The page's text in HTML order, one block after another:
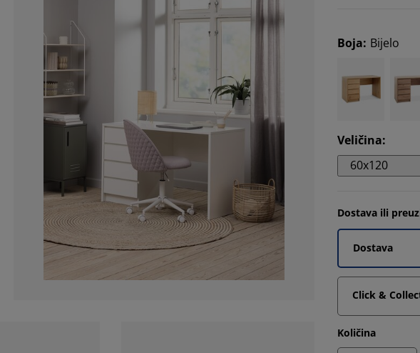
Boja: Bijelo
Veličina:
60x120
Dostava ili
Dostava
Click &
Količina
7.913669064748201%
5.0359712230215825%
2.877697841726619%
17.26618705035971%